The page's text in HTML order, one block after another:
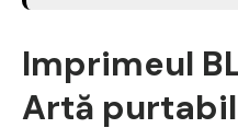
Imprimeul
Artă